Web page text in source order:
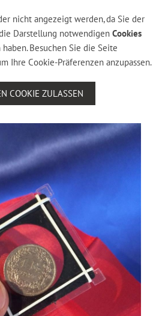
nicht angezeigt werden, da Sie der
Darstellung notwendigen Cookies
Besuchen Sie die Seite
Ihre Cookie-Präferenzen anzupassen.
COOKIE ZULASSEN